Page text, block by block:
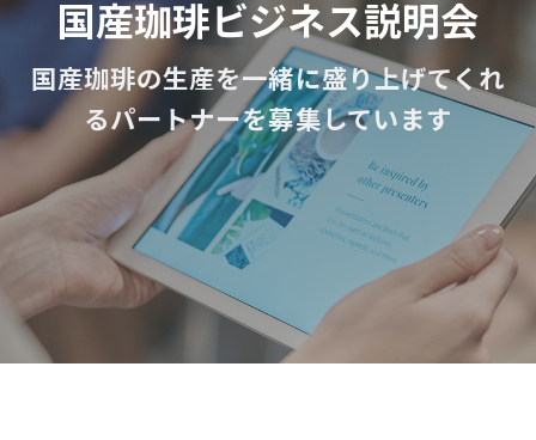
国産珈琲ビジネス説明会
国産珈琲の生産を一緒に盛り上げてくれ
るパートナーを募集しています